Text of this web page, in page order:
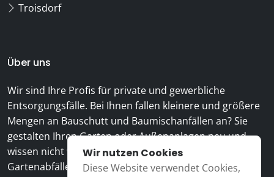
Troisdorf
Über uns
Wir sind Ihre Profis für private und gewerbliche
Entsorgungsfälle. Bei Ihnen fallen kleinere und größere
Mengen an Bauschutt und Baumischanfällen an? Sie
gestalten Ihren Garten oder Außenanlagen neu und
wissen nicht wohin mit dem Grünschnitt und den
Gartenabfällen?
Wir nutzen Cookies
Diese Website verwendet Cookies,